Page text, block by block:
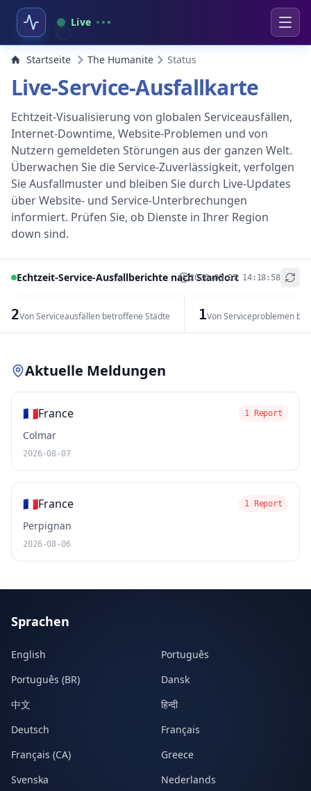
Live
Startseite The Humanite Status
Live-Service-Ausfallkarte
Echtzeit-Visualisierung von globalen Serviceausfällen,
Internet-Downtime, Website-Problemen und von
Nutzern gemeldeten Störungen aus der ganzen Welt.
Überwachen Sie die Service-Zuverlässigkeit, verfolgen
Sie Ausfallmuster und bleiben Sie durch Live-Updates
über Website- und Service-Unterbrechungen
informiert. Prüfen Sie, ob Dienste in Ihrer Region
down sind.
Echtzeit-Service-Ausfallberichte nach Standort
2026-08-07 14:18:58
2Von Serviceausfällen betroffene Städte 1Von Serviceproblemen
+
Aktuelle Meldungen
🇫🇷France 1 Report
Colmar
2026-08-07
🇫🇷France 1 Report
Perpignan
2026-08-06
Sprachen
English
Português
Português (BR)
Dansk
中文
हिन्दी
Deutsch
Français
Français (CA)
Greece
Svenska
Nederlands